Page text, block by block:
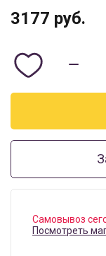
3177 руб.
Самовывоз
Посмотреть